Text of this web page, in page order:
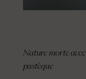
Nature morte avec
pastèque